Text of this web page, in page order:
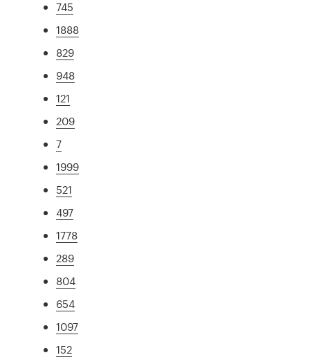
745
1888
829
948
121
209
7
1999
521
497
1778
289
804
654
1097
152